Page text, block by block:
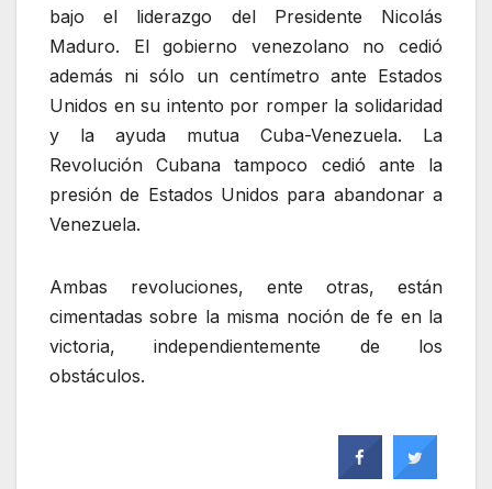
bajo el liderazgo del Presidente Nicolás
Maduro. El gobierno venezolano no cedió
además ni sólo un centímetro ante Estados
Unidos en su intento por romper la solidaridad
y la ayuda mutua Cuba-Venezuela. La
Revolución Cubana tampoco cedió ante la
presión de Estados Unidos para abandonar a
Venezuela.
Ambas revoluciones, ente otras, están
cimentadas sobre la misma noción de fe en la
victoria, independientemente de los
obstáculos.